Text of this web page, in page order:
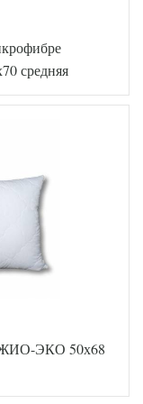
средняя
ЭКО 50х68